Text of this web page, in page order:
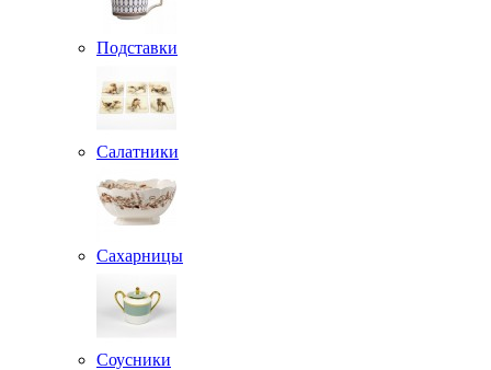
Подставки
Салатники
Сахарницы
Соусники